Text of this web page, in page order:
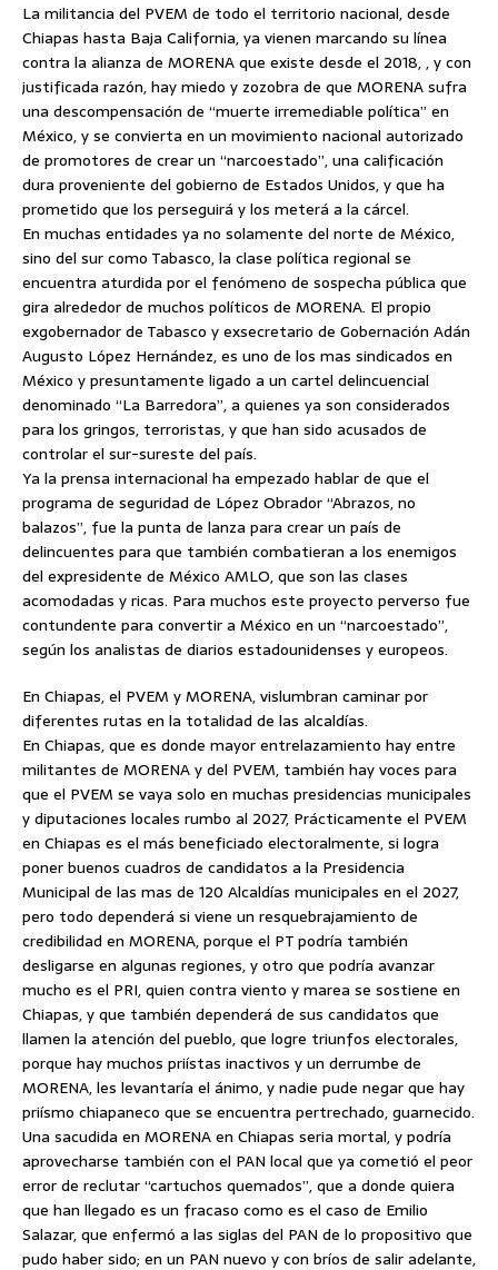
La militancia del PVEM de todo el territorio nacional, desde
Chiapas hasta Baja California, ya vienen marcando su línea
contra la alianza de MORENA que existe desde el 2018, , y con
justificada razón, hay miedo y zozobra de que MORENA sufra
una descompensación de “muerte irremediable política” en
México, y se convierta en un movimiento nacional autorizado
de promotores de crear un “narcoestado”, una calificación
dura proveniente del gobierno de Estados Unidos, y que ha
prometido que los perseguirá y los meterá a la cárcel.
En muchas entidades ya no solamente del norte de México,
sino del sur como Tabasco, la clase política regional se
encuentra aturdida por el fenómeno de sospecha pública que
gira alrededor de muchos políticos de MORENA. El propio
exgobernador de Tabasco y exsecretario de Gobernación Adán
Augusto López Hernández, es uno de los mas sindicados en
México y presuntamente ligado a un cartel delincuencial
denominado “La Barredora”, a quienes ya son considerados
para los gringos, terroristas, y que han sido acusados de
controlar el sur-sureste del país.
Ya la prensa internacional ha empezado hablar de que el
programa de seguridad de López Obrador “Abrazos, no
balazos”, fue la punta de lanza para crear un país de
delincuentes para que también combatieran a los enemigos
del expresidente de México AMLO, que son las clases
acomodadas y ricas. Para muchos este proyecto perverso fue
contundente para convertir a México en un “narcoestado”,
según los analistas de diarios estadounidenses y europeos.
En Chiapas, el PVEM y MORENA, vislumbran caminar por
diferentes rutas en la totalidad de las alcaldías.
En Chiapas, que es donde mayor entrelazamiento hay entre
militantes de MORENA y del PVEM, también hay voces para
que el PVEM se vaya solo en muchas presidencias municipales
y diputaciones locales rumbo al 2027, Prácticamente el PVEM
en Chiapas es el más beneficiado electoralmente, si logra
poner buenos cuadros de candidatos a la Presidencia
Municipal de las mas de 120 Alcaldías municipales en el 2027,
pero todo dependerá si viene un resquebrajamiento de
credibilidad en MORENA, porque el PT podría también
desligarse en algunas regiones, y otro que podría avanzar
mucho es el PRI, quien contra viento y marea se sostiene en
Chiapas, y que también dependerá de sus candidatos que
llamen la atención del pueblo, que logre triunfos electorales,
porque hay muchos priístas inactivos y un derrumbe de
MORENA, les levantaría el ánimo, y nadie pude negar que hay
priísmo chiapaneco que se encuentra pertrechado, guarnecido.
Una sacudida en MORENA en Chiapas seria mortal, y podría
aprovecharse también con el PAN local que ya cometió el peor
error de reclutar “cartuchos quemados”, que a donde quiera
que han llegado es un fracaso como es el caso de Emilio
Salazar, que enfermó a las siglas del PAN de lo propositivo que
pudo haber sido; en un PAN nuevo y con bríos de salir adelante,